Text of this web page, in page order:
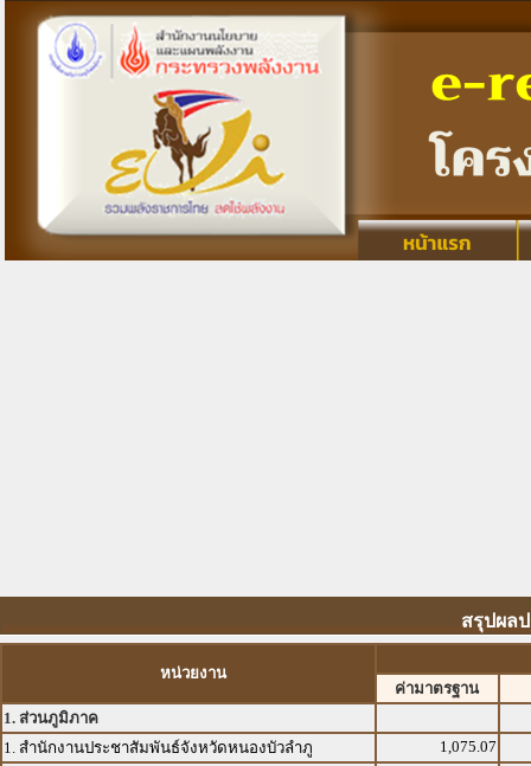
สรุปผล
หน่วยงาน
ค่ามาตรฐาน
1. ส่วนภูมิภาค
1. สำนักงานประชาสัมพันธ์จังหวัดหนองบัวลำภู
1,075.07